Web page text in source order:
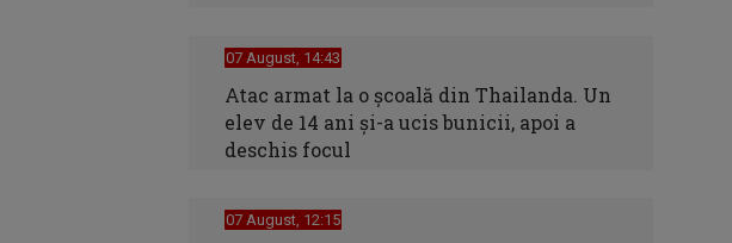
07 August, 14:43
Atac armat la o școală din Thailanda. Un
elev de 14 ani și-a ucis bunicii, apoi a
deschis focul
07 August, 12:15